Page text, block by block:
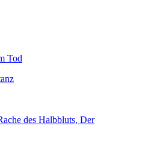
Tod
des Halbbluts, Der